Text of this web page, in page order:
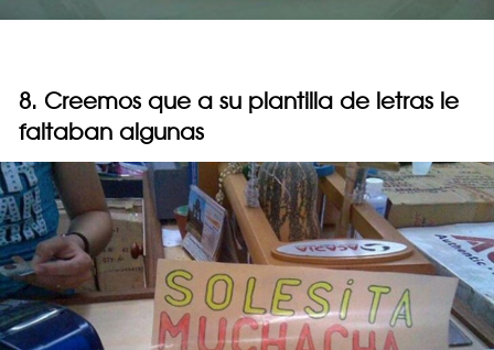
8. Creemos que a su plantilla de letras le
faltaban algunas